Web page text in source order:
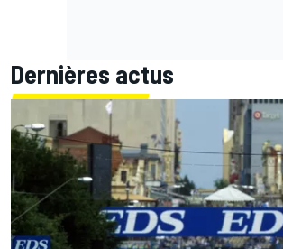
Dernières actus